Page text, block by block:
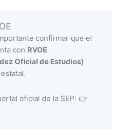
confirmar que el
con RVOE
Oficial de Estudios)
oficial de la SEP: 👉